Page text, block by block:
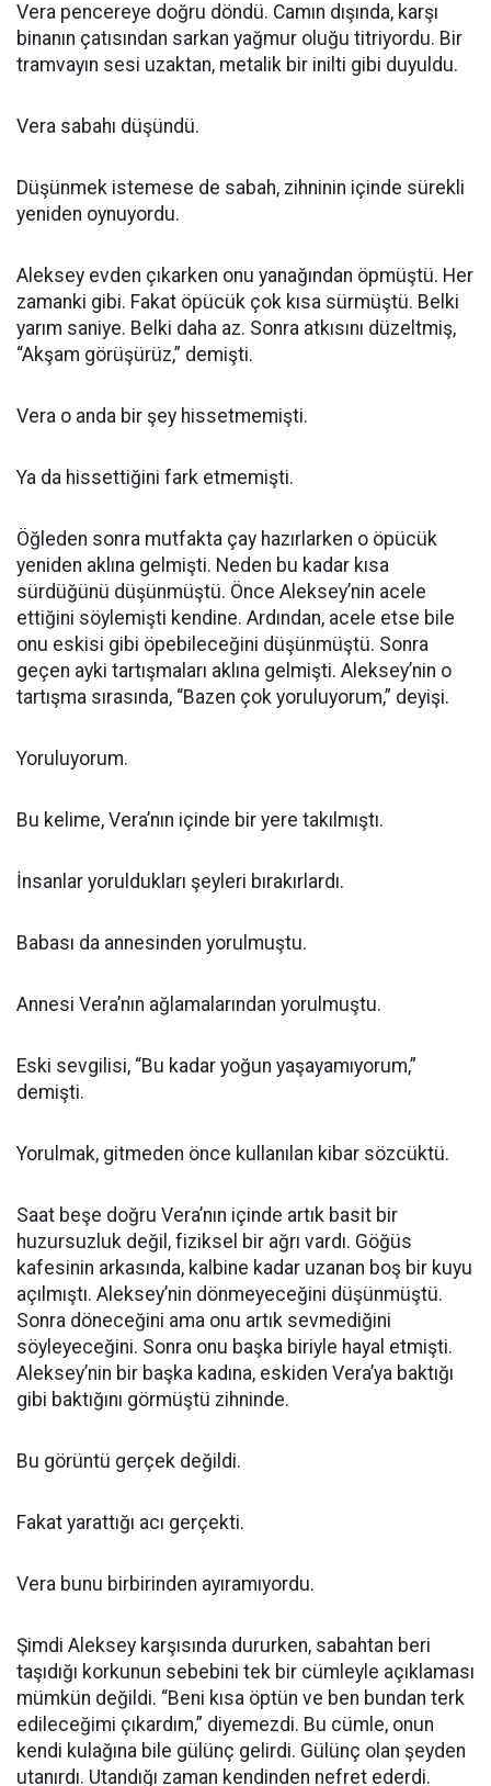
Vera pencereye doğru döndü. Camın dışında, karşı
binanın çatısından sarkan yağmur oluğu titriyordu. Bir
tramvayın sesi uzaktan, metalik bir inilti gibi duyuldu.
Vera sabahı düşündü.
Düşünmek istemese de sabah, zihninin içinde sürekli
yeniden oynuyordu.
Aleksey evden çıkarken onu yanağından öpmüştü. Her
zamanki gibi. Fakat öpücük çok kısa sürmüştü. Belki
yarım saniye. Belki daha az. Sonra atkısını düzeltmiş,
“Akşam görüşürüz,” demişti.
Vera o anda bir şey hissetmemişti.
Ya da hissettiğini fark etmemişti.
Öğleden sonra mutfakta çay hazırlarken o öpücük
yeniden aklına gelmişti. Neden bu kadar kısa
sürdüğünü düşünmüştü. Önce Aleksey’nin acele
ettiğini söylemişti kendine. Ardından, acele etse bile
onu eskisi gibi öpebileceğini düşünmüştü. Sonra
geçen ayki tartışmaları aklına gelmişti. Aleksey’nin o
tartışma sırasında, “Bazen çok yoruluyorum,” deyişi.
Yoruluyorum.
Bu kelime, Vera’nın içinde bir yere takılmıştı.
İnsanlar yoruldukları şeyleri bırakırlardı.
Babası da annesinden yorulmuştu.
Annesi Vera’nın ağlamalarından yorulmuştu.
Eski sevgilisi, “Bu kadar yoğun yaşayamıyorum,”
demişti.
Yorulmak, gitmeden önce kullanılan kibar sözcüktü.
Saat beşe doğru Vera’nın içinde artık basit bir
huzursuzluk değil, fiziksel bir ağrı vardı. Göğüs
kafesinin arkasında, kalbine kadar uzanan boş bir kuyu
açılmıştı. Aleksey’nin dönmeyeceğini düşünmüştü.
Sonra döneceğini ama onu artık sevmediğini
söyleyeceğini. Sonra onu başka biriyle hayal etmişti.
Aleksey’nin bir başka kadına, eskiden Vera’ya baktığı
gibi baktığını görmüştü zihninde.
Bu görüntü gerçek değildi.
Fakat yarattığı acı gerçekti.
Vera bunu birbirinden ayıramıyordu.
Şimdi Aleksey karşısında dururken, sabahtan beri
taşıdığı korkunun sebebini tek bir cümleyle açıklaması
mümkün değildi. “Beni kısa öptün ve ben bundan terk
edileceğimi çıkardım,” diyemezdi. Bu cümle, onun
kendi kulağına bile gülünç gelirdi. Gülünç olan şeyden
utanırdı. Utandığı zaman kendinden nefret ederdi.